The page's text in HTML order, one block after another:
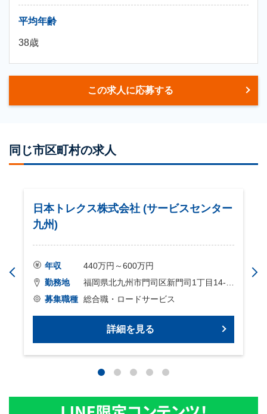
平均年齢
38歳
この求人に応募する
同じ市区町村の求人
日本トレクス株式会社 (サービスセンター
九州)
年収
440万円～600万円
勤務地
福岡県北九州市門司区新門司1丁目14-
22
募集職種 総合職・ロードサービス
詳細を見る